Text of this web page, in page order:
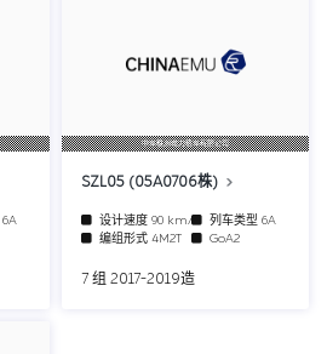
6A
中车株洲电力机车有限公司
SZL05 (05A0706株)
设计速度 90 km/h 列车类型 6A
编组形式 4M2T GoA2
7 组 2017-2019造